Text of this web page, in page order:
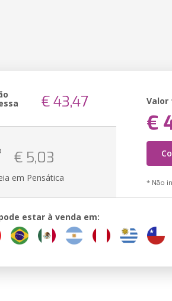
€ 43,47
€
* Não
€ 5,03
em Pensática
estar à venda em: